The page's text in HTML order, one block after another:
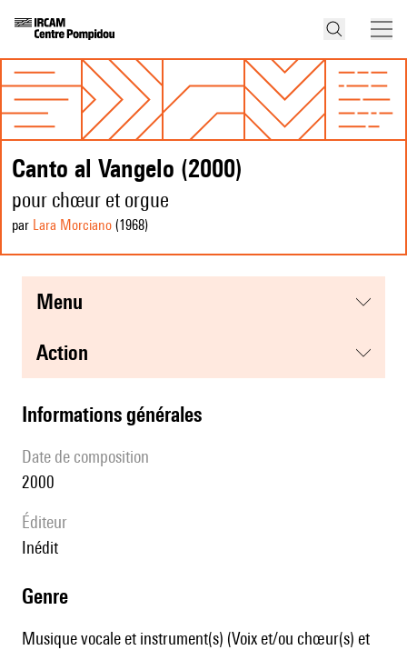
Canto al Vangelo (2000)
pour chœur et orgue
par Lara Morciano (1968)
menu
action
informations générales
date de composition
2000
éditeur
Inédit
genre
Musique vocale et instrument(s) (Voix et/ou chœur(s) et